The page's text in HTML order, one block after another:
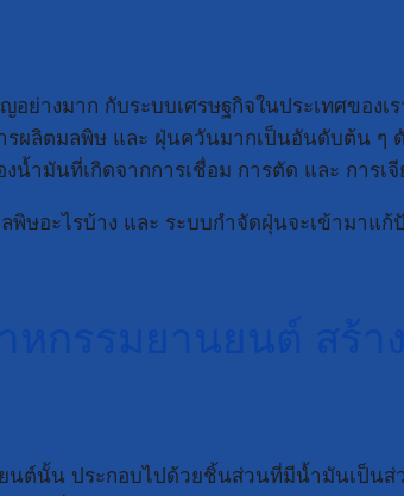
างมาก กับระบบเศรษฐกิจในประเทศของ
ผลิตมลพิษ และ ฝุ่นควันมากเป็นอันดับต้น ๆ
น้ำมันที่เกิดจากการเชื่อม การตัด และ การเจี
ษอะไรบ้าง และ ระบบกำจัดฝุ่นจะเข้ามาแ
นต์นั้น ประกอบไปด้วยชิ้นส่วนที่มีน้ำมันเป็น